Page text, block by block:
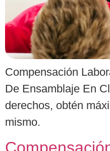
Compensación
De Ensamblaje En
derechos, obtén
mismo.